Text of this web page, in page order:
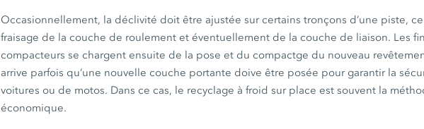
Occasionnellement, la déclivité doit être ajustée sur certains tronçons d’une piste,
fraisage de la couche de roulement et éventuellement de la couche de liaison. Les
compacteurs se chargent ensuite de la pose et du compactge du nouveau
arrive parfois qu’une nouvelle couche portante doive être posée pour garantir la
voitures ou de motos. Dans ce cas, le recyclage à froid sur place est souvent la
économique.